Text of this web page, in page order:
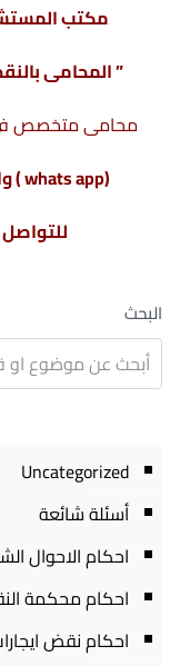
مكتب
” المحامى
محامى متخصص فى
(whats app ) واتس أب : 201220615243+
للتواصل :
البحث
Uncategorized
أسئلة شائعة
احكام الاحوال
احكام محكمة
احكام نقض